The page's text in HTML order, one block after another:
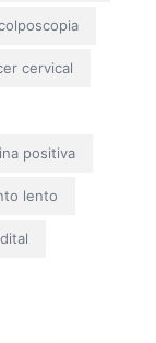
cervical
positiva
lento